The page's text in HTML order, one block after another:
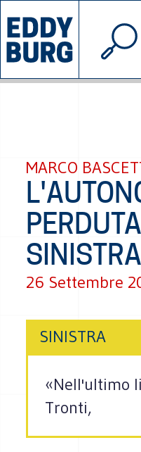
INIZIATIVE
©
MARCO
SINISTRA
26 Settembre
SINISTRA
«Nell'ultimo
Tronti,